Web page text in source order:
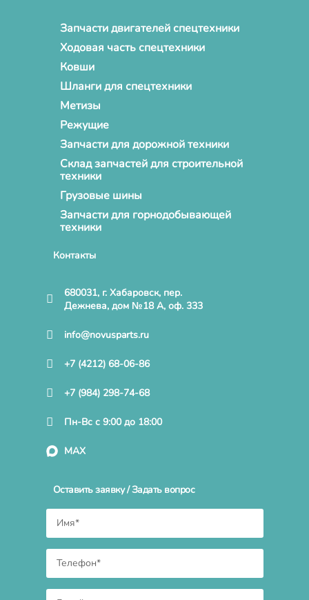
Запчасти двигателей спецтехники
Ходовая часть спецтехники
Ковши
Шланги для спецтехники
Метизы
Режущие
Запчасти для дорожной техники
Склад запчастей для строительной
техники
Грузовые шины
Запчасти для горнодобывающей
техники
Контакты
680031, г. Хабаровск, пер.
Дежнева, дом №18 А, оф. 333
info@novusparts.ru
+7 (4212) 68-06-86
+7 (984) 298-74-68
Пн-Вс с 9:00 до 18:00
MAX
Оставить заявку / Задать вопрос